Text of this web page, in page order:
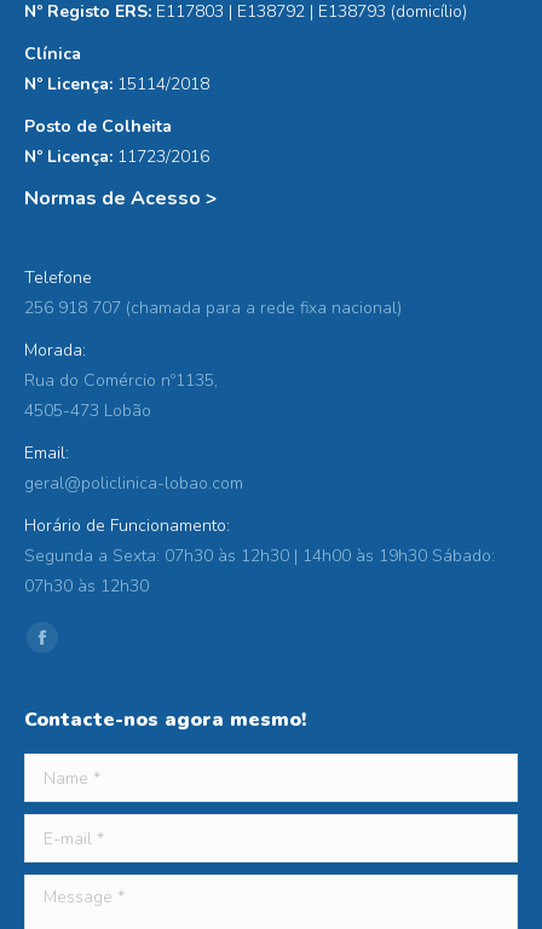
Nº Registo ERS: E117803 | E138792 | E138793 (domicílio)
Clínica
Nº Licença: 15114/2018
Posto de Colheita
Nº Licença: 11723/2016
Normas de Acesso >
Telefone
256 918 707 (chamada para a rede fixa nacional)
Morada:
Rua do Comércio nº1135,
4505-473 Lobão
Email:
geral@policlinica-lobao.com
Horário de Funcionamento:
Segunda a Sexta: 07h30 às 12h30 | 14h00 às 19h30 Sábado:
07h30 às 12h30
Find us on:
Facebook
Contacte-nos agora mesmo!
Name *
E-mail *
Message *